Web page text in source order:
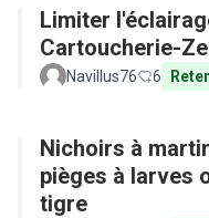
Limiter
Cartoucherie-
Navillus76 6
Nichoirs à
pièges à larves
tigre